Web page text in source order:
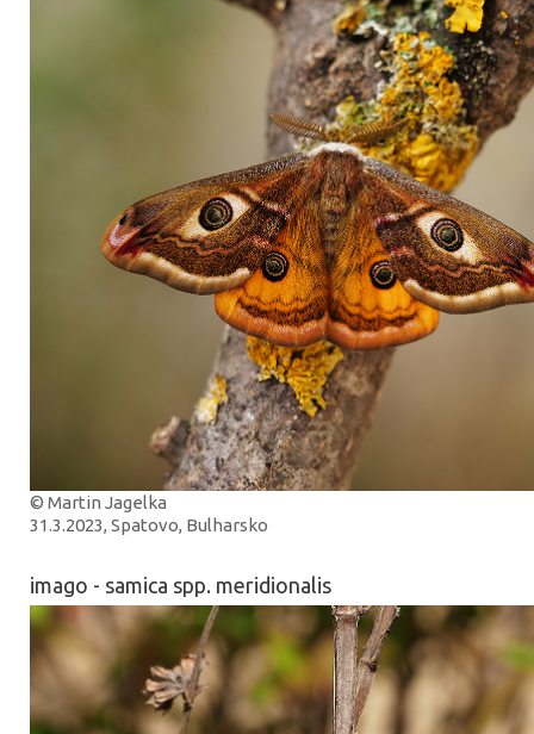
© Martin Jagelka
31.3.2023, Spatovo, Bulharsko
imago - samica spp. meridionalis